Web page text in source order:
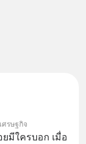
ศรษฐกิจ
มีใครบอก เมื่อ